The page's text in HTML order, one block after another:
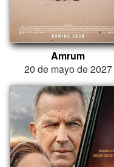
Amrum
20 de mayo de 2027